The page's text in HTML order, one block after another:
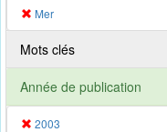
Mer
Mots clés
Année de publication
2003